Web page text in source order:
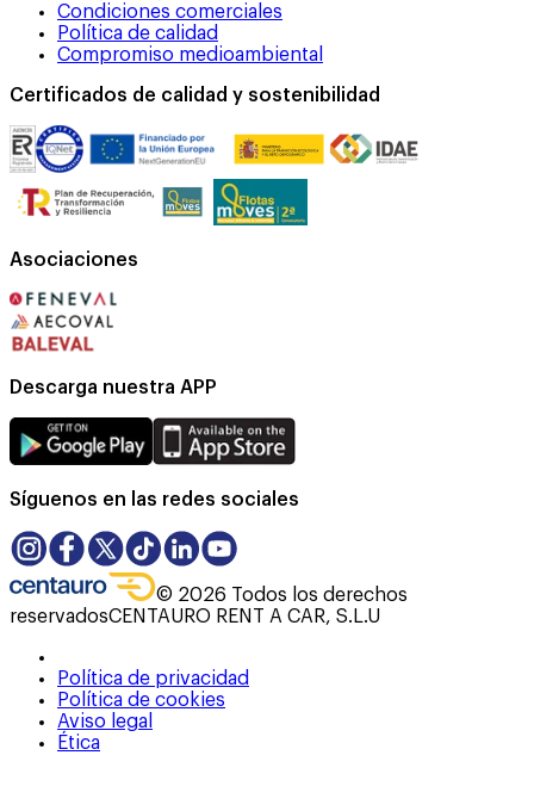
Condiciones comerciales
Política de calidad
Compromiso medioambiental
Certificados de calidad y sostenibilidad
Asociaciones
Descarga nuestra APP
Síguenos en las redes sociales
© 2026 Todos los derechos
reservadosCENTAURO RENT A CAR, S.L.U
Política de privacidad
Política de cookies
Aviso legal
Ética